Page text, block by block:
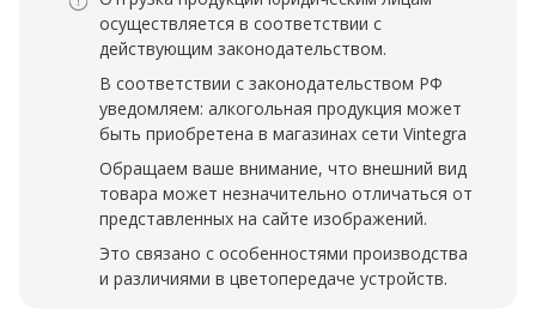
осуществляется в соответствии с
действующим законодательством.
В соответствии с законодательством РФ
уведомляем: алкогольная продукция может
быть приобретена в магазинах сети Vintegra
Обращаем ваше внимание, что внешний вид
товара может незначительно отличаться от
представленных на сайте изображений.
Это связано с особенностями производства
и различиями в цветопередаче устройств.